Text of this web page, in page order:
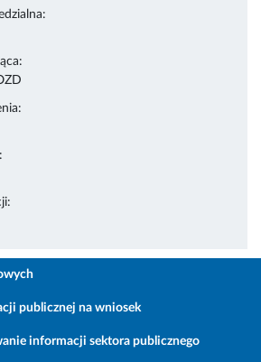
publicznej na wniosek
informacji sektora publicznego